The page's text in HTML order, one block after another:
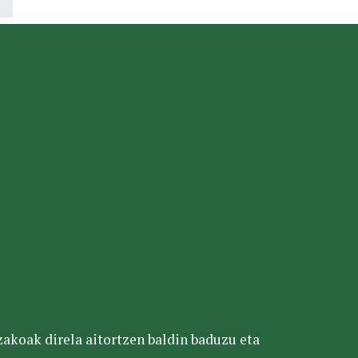
direla aitortzen baldin baduzu eta